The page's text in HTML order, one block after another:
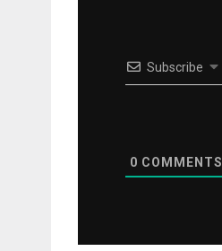
Subscribe
0 COMMENTS